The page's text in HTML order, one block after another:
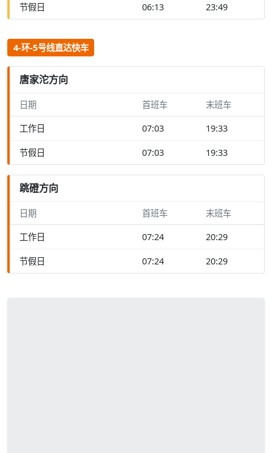
节假日 06:13 23:49
4-环-5号线直达快车
唐家沱方向
日期 首班车 末班车
工作日 07:03 19:33
节假日 07:03 19:33
跳磴方向
日期 首班车 末班车
工作日 07:24 20:29
节假日 07:24 20:29